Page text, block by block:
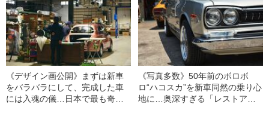
《デザイン画公開》まずは新車
をバラバラにして、完成した車
には入魂の儀…日本で最も奇妙
《写真多数》50年前のボロボ
ロ“ハコスカ”を新車同然の乗り心
地に…奥深すぎる「レストア」